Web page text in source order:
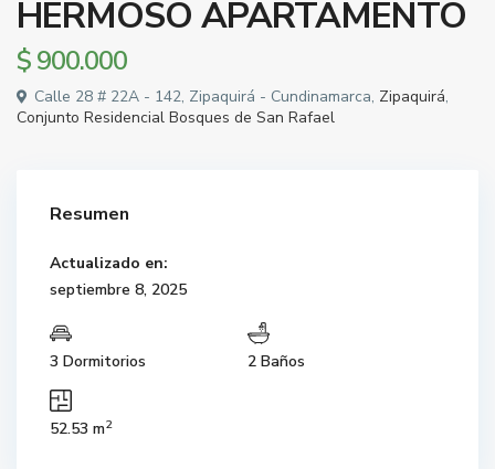
HERMOSO APARTAMENTO
$ 900.000
Calle 28 # 22A - 142, Zipaquirá - Cundinamarca, Zipaquirá,
Conjunto Residencial Bosques de San Rafael
Resumen
Actualizado en:
septiembre 8, 2025
3 Dormitorios 2 Baños
52.53 m2